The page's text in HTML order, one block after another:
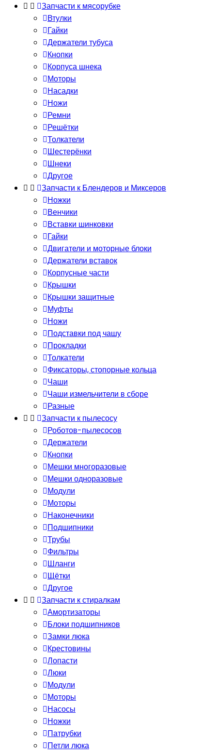
Запчасти к мясорубке
Втулки
Гайки
Держатели тубуса
Кнопки
Корпуса шнека
Моторы
Насадки
Ножи
Ремни
Решётки
Толкатели
Шестерёнки
Шнеки
Другое
Запчасти к Блендеров и Миксеров
Ножки
Венчики
Вставки шинковки
Гайки
Двигатели и моторные блоки
Держатели вставок
Корпусные части
Крышки
Крышки защитные
Муфты
Ножи
Подставки под чашу
Прокладки
Толкатели
Фиксаторы, стопорные кольца
Чаши
Чаши измельчители в сборе
Разные
Запчасти к пылесосу
Роботов-пылесосов
Держатели
Кнопки
Мешки многоразовые
Мешки одноразовые
Модули
Моторы
Наконечники
Подшипники
Трубы
Фильтры
Шланги
Щётки
Другое
Запчасти к стиралкам
Амортизаторы
Блоки подшипников
Замки люка
Крестовины
Лопасти
Люки
Модули
Моторы
Насосы
Ножки
Патрубки
Петли люка